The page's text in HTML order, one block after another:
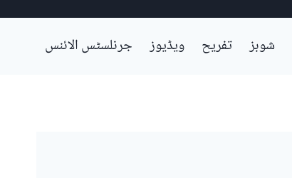
شوبز تفریح ویڈیوز جرنلسٹس الائنس